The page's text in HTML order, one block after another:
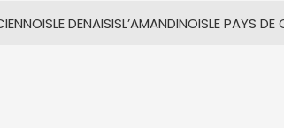
LE DENAISISL’AMANDINOISLE PAYS DE